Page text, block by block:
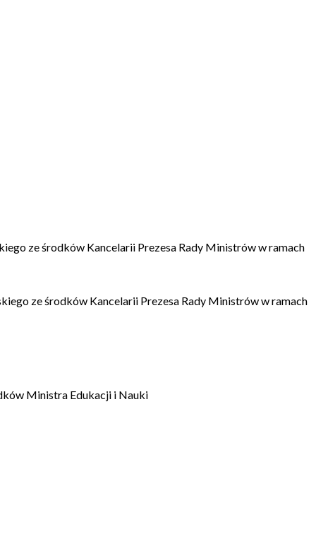
ze środków Kancelarii Prezesa Rady Ministrów w ramach
ze środków Kancelarii Prezesa Rady Ministrów w ramach
Ministra Edukacji i Nauki